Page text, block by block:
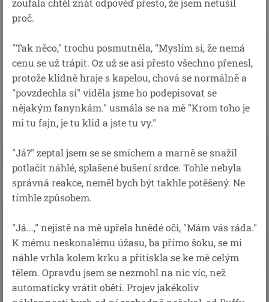
zoufala chtěl znát odpověď přesto, že jsem netušil
proč.
"Tak něco," trochu posmutněla, "Myslím si, že nemá
cenu se už trápit. Oz už se asi přesto všechno přenesl,
protože klidně hraje s kapelou, chová se normálně a
"povzdechla si" viděla jsme ho podepisovat se
nějakým fanynkám." usmála se na mě "Krom toho je
mi tu fajn, je tu klid a jste tu vy."
"Já?" zeptal jsem se se smíchem a marně se snažil
potlačit náhlé, splašené bušení srdce. Tohle nebyla
správná reakce, neměl bych být takhle potěšený. Ne
tímhle způsobem.
"Já...," nejistě na mě upřela hnědé oči, "Mám vás ráda."
K mému neskonalému úžasu, ba přímo šoku, se mi
náhle vrhla kolem krku a přitiskla se ke mě celým
tělem. Opravdu jsem se nezmohl na nic víc, než
automaticky vrátit obětí. Projev jakékoliv